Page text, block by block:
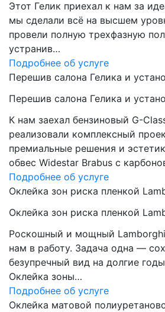
Этот Гелик приехал к нам за
мы сделали всё на высшем
провели полную трехфазную
устранив…
Подробнее об услуге
Перешив салона Гелика и
Перешив салона Гелика и
К нам заехал бензиновый G-
реализовали комплексный
премиальные решения и
обвес Widestar Brabus с
Подробнее об услуге
Оклейка зон риска пленкой
Оклейка зон риска пленкой
Роскошный и мощный
нам в работу. Задача одна —
безупречный вид на долгие
Оклейка зоны…
Подробнее об услуге
Оклейка матовой